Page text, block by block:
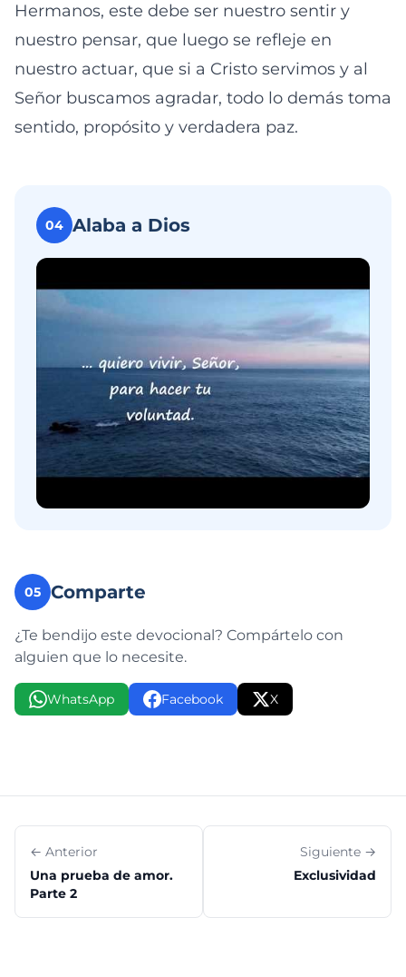
Hermanos, este debe ser nuestro sentir y
nuestro pensar, que luego se refleje en
nuestro actuar, que si a Cristo servimos y al
Señor buscamos agradar, todo lo demás toma
sentido, propósito y verdadera paz.
04 Alaba a Dios
05 Comparte
¿Te bendijo este devocional? Compártelo con
alguien que lo necesite.
WhatsApp Facebook X
← Anterior
Una prueba de amor.
Parte 2
Siguiente →
Exclusividad